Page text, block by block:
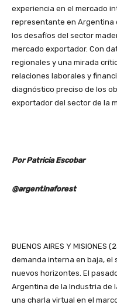
experiencia en el mercado
representante en Argentina
los desafíos del sector
mercado exportador. Con
regionales y una mirada
relaciones laborales y
diagnóstico preciso de los
exportador del sector de la
Por Patricia Escobar
@argentinaforest
BUENOS AIRES Y
demanda interna en baja,
nuevos horizontes. El
Argentina de la Industria de
una charla virtual en el